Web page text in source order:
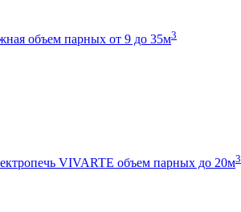
объем парных от 9 до 35м3
VIVARTE объем парных до 20м3